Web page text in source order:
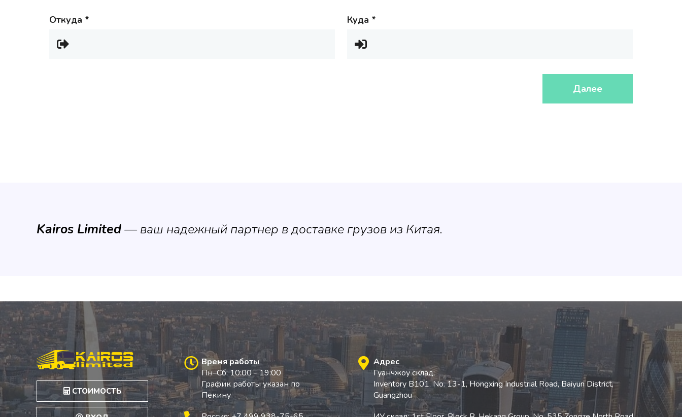
Откуда * Куда *
Далее
Kairos Limited— ваш надежный партнер в доставке грузов из Китая.
СТОИМОСТЬ
Время работы
Пн–Сб: 10:00 - 19:00
График работы указан по
Пекину
Адрес
Гуанчжоу склад:
Inventory B101, No. 13-1, Hongxing Industrial Road, Baiyun District,
Guangzhou